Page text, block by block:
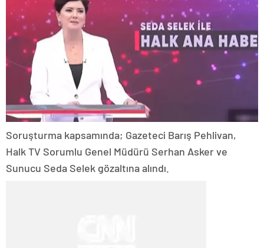
Soruşturma kapsamında; Gazeteci Barış Pehlivan,
Halk TV Sorumlu Genel Müdürü Serhan Asker ve
Sunucu Seda Selek gözaltına alındı.